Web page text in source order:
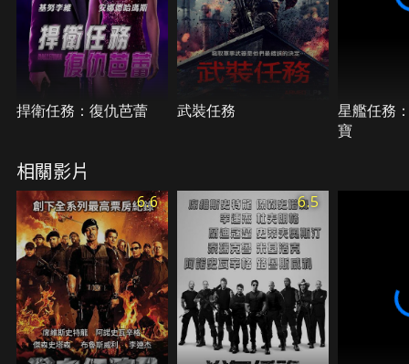
捍衛任務：復仇芭蕾 武裝任務
星艦任務
寶
相關影片
6.6 6.5